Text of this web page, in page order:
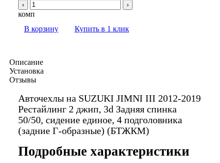
‹ ›
комп
В корзину
Купить в 1 клик
Описание
Установка
Отзывы
Авточехлы на SUZUKI JIMNI III 2012-2019
Рестайлинг 2 джип, 3d Задняя спинка
50/50, сидение единое, 4 подголовника
(задние Г-образные) (БТЖКМ)
Подробные характеристики